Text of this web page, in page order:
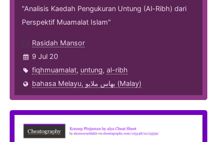
"Analisis Kaedah Pengukuran Untung (Al-Ribh) dari
Perspektif Muamalat Islam"
Rasidah Mansor
9 Jul 20
fiqhmuamalat, untung, al-ribh
bahasa Melayu, بهاس ملايو‎ (Malay)